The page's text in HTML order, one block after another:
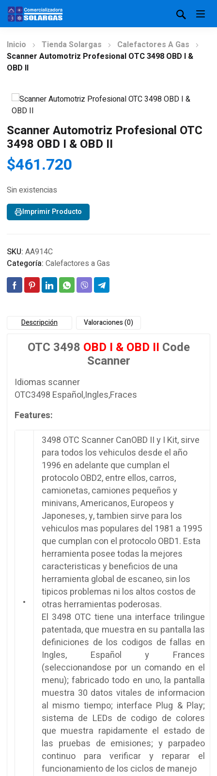
Inicio Tienda Solargas
Calefactores A Gas
Scanner Automotriz Profesional OTC 3498 OBD I &
OBD II
Scanner Automotriz Profesional OTC
3498 OBD I & OBD II
$461.720
Sin existencias
Imprimir Producto
SKU: AA914C
Categoría: Calefactores a Gas
Descripción Valoraciones (0)
OTC 3498 OBD I & OBD II Code
Scanner
Idiomas scanner
OTC3498 Español,Ingles,Fraces
Features:
•
3498 OTC Scanner CanOBD II y I Kit, sirve
para todos los vehiculos desde el año
1996 en adelante que cumplan el
protocolo OBD2, entre ellos, carros,
camionetas, camiones pequeños y
minivans, Americanos, Europeos y
Japoneses, y, tambien sirve para los
vehiculos mas populares del 1981 a 1995
que cumplan con el protocolo OBD1. Esta
herramienta posee todas la mejores
caracteristicas y beneficios de una
herramienta global de escaneo, sin los
tipicos problemas ni los altos costos de
otras herramientas poderosas.
El 3498 OTC tiene una interface trilingue
patentada, que muestra en su pantalla las
definiciones de los codigos de fallas en
Ingles, Español y Frances
(seleccionandose por un comando en el
menu); fabricado todo en uno, la pantalla
muestra 30 datos vitales de informacion
al mismo tiempo; interface Plug & Play;
sistema de LEDs de codigo de colores
que muestra rapidamente el estado de
las pruebas de emisiones; y parpadeo
continuo para verificar y reparar el
funcionamiento de los ciclos de manejo